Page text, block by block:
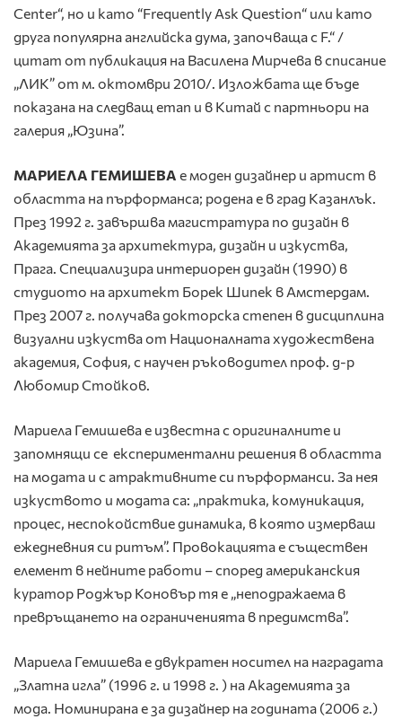
Center“, но и като “Frequently Ask Question“ или като
друга популярна английска дума, започваща с F.“ /
цитат от публикация на Василена Мирчева в списание
„ЛИК” от м. октомври 2010/. Изложбата ще бъде
показана на следващ етап и в Китай с партньори на
галерия „Юзина”.
МАРИЕЛА ГЕМИШЕВА е моден дизайнер и артист в
областта на пърформанса; родена е в град Казанлък.
През 1992 г. завършва магистратура по дизайн в
Академията за архитектура, дизайн и изкуства,
Прага. Специализира интериорен дизайн (1990) в
студиото на архитект Борек Шипек в Амстердам.
През 2007 г. получава докторска степен в дисциплина
визуални изкуства от Националната художествена
академия, София, с научен ръководител проф. д-р
Любомир Стойков.
Мариела Гемишева е известна с оригиналните и
запомнящи се експериментални решения в областта
на модата и с атрактивните си пърформанси. За нея
изкуството и модата са: „практика, комуникация,
процес, неспокойствие динамика, в която измерваш
ежедневния си ритъм”. Провокацията е съществен
елемент в нейните работи – според американския
куратор Роджър Коновър тя е „неподражаема в
превръщането на ограниченията в предимства”.
Мариела Гемишева е двукратен носител на наградата
„Златна игла” (1996 г. и 1998 г. ) на Академията за
мода. Номинирана е за дизайнер на годината (2006 г.)